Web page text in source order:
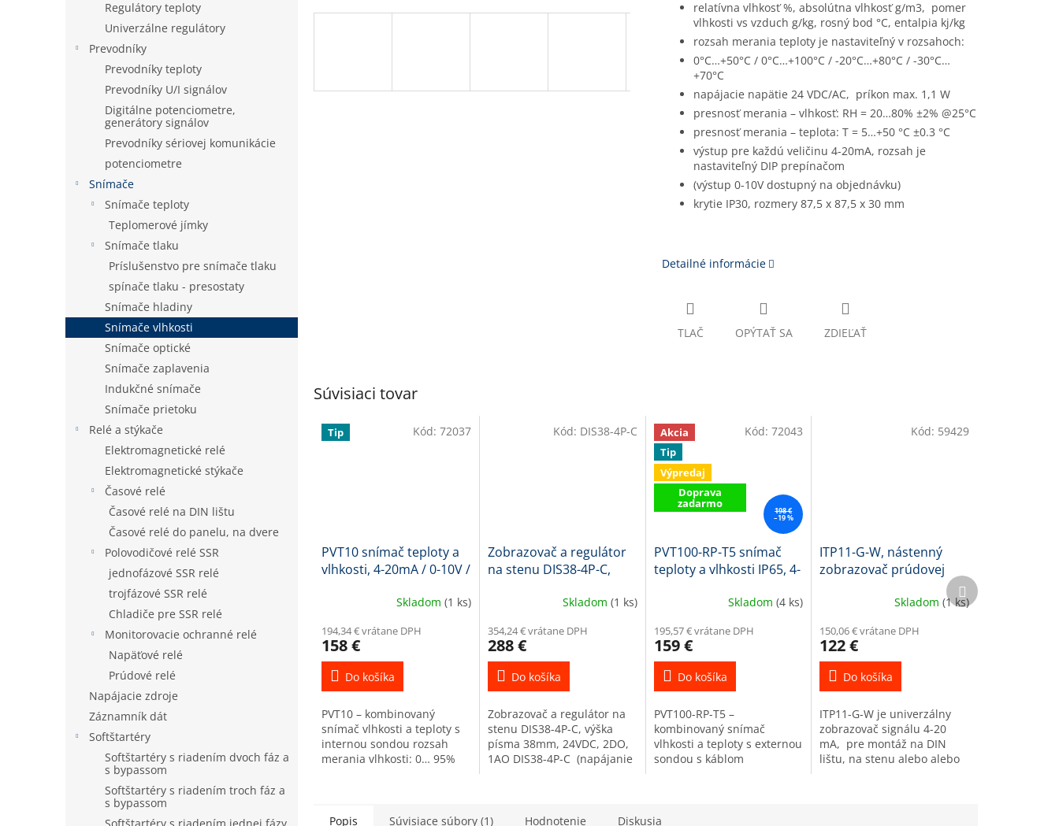
Regulátory teploty
Univerzálne regulátory
Prevodníky
Prevodníky teploty
Prevodníky U/I signálov
Digitálne potenciometre,
generátory signálov
Prevodníky sériovej komunikácie
potenciometre
Snímače
Snímače teploty
Teplomerové jímky
Snímače tlaku
Príslušenstvo pre snímače tlaku
spínače tlaku - presostaty
Snímače hladiny
Snímače vlhkosti
Snímače optické
Snímače zaplavenia
Indukčné snímače
Snímače prietoku
Relé a stýkače
Elektromagnetické relé
Elektromagnetické stýkače
Časové relé
Časové relé na DIN lištu
Časové relé do panelu, na dvere
Polovodičové relé SSR
jednofázové SSR relé
trojfázové SSR relé
Chladiče pre SSR relé
Monitorovacie ochranné relé
Napäťové relé
Prúdové relé
Napájacie zdroje
Záznamník dát
Softštartéry
Softštartéry s riadením dvoch fáz a
s bypassom
Softštartéry s riadením troch fáz a
s bypassom
relatívna vlhkosť %, absolútna vlhkosť g/m3, pomer
vlhkosti vs vzduch g/kg, rosný bod °C, entalpia kj/kg
rozsah merania teploty je nastaviteľný v rozsahoch:
0°C…+50°C / 0°C…+100°C / -20°C…+80°C / -30°C…
+70°C
napájacie napätie 24 VDC/AC, príkon max. 1,1 W
presnosť merania – vlhkosť: RH = 20…80% ±2% @25°C
presnosť merania – teplota: T = 5…+50 °C ±0.3 °C
výstup pre každú veličinu 4-20mA, rozsah je
nastaviteľný DIP prepínačom
(výstup 0-10V dostupný na objednávku)
krytie IP30, rozmery 87,5 x 87,5 x 30 mm
Detailné informácie
TLAČ OPÝTAŤ SA ZDIEĽAŤ
Súvisiaci tovar
Tip
PVT10 snímač teploty a
vlhkosti, 4-20mA / 0-10V /
Skladom (1 ks)
194,34 € vrátane DPH
158 €
Do košíka
PVT10 – kombinovaný
snímač vlhkosti a teploty s
internou sondou rozsah
merania vlhkosti: 0… 95%
1,5...
Kód: 72037
Zobrazovač a regulátor
na stenu DIS38-4P-C,
24VDC, 2DO, 1AO
Skladom (1 ks)
354,24 € vrátane DPH
288 €
Do košíka
Zobrazovač a regulátor na
stenu DIS38-4P-C, výška
písma 38mm, 24VDC, 2DO,
1AO DIS38-4P-C (napájanie
Kód: DIS38-4P-C
Akcia
Tip
Výpredaj
Doprava
zadarmo
198 €
–19 %
PVT100-RP-T5 snímač
teploty a vlhkosti IP65, 4-
Skladom(4 ks)
195,57 € vrátane DPH
159 €
Do košíka
PVT100-RP-T5 –
kombinovaný snímač
vlhkosti a teploty s externou
sondou s káblom
10V RS485 s...
Kód:72043
ITP11-G-W, nástenný
zobrazovač prúdovej
slučky 4-20mA, pasívny,
Skladom (1 ks)
150,06 € vrátane DPH
122 €
Do košíka
ITP11-G-W je univerzálny
zobrazovač signálu 4-20
mA, pre montáž na DIN
lištu, na stenu alebo alebo
Kód: 59429
Ďalší
produkt
Popis Súvisiace súbory (1) Hodnotenie Diskusia